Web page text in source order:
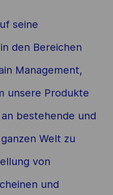
seine
den Bereichen
Management,
unsere Produkte
bestehende und
Welt zu
von
und